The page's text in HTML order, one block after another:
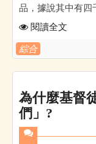
品，據說其中有四
閱讀全文
綜合
為什麼基督
們」?